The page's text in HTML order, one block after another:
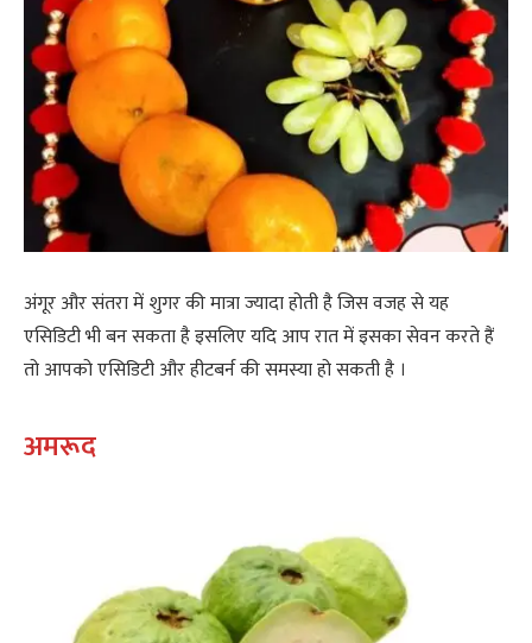
अंगूर और संतरा में शुगर की मात्रा ज्यादा होती है जिस वजह से यह
एसिडिटी भी बन सकता है इसलिए यदि आप रात में इसका सेवन करते हैं
तो आपको एसिडिटी और हीटबर्न की समस्या हो सकती है ।
अमरूद